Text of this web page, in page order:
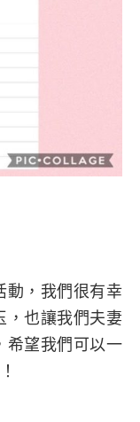
動，我們很有幸
，也讓我們夫妻
希望我們可以一